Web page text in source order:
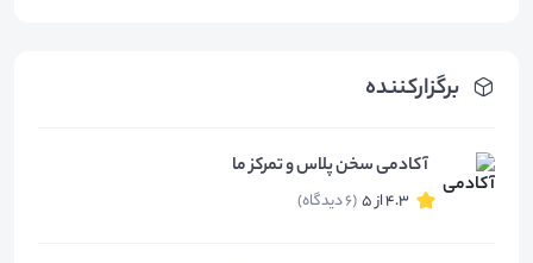
برگزارکننده
آکادمی سخن پلاس و تمرکز ما
4.3 از 5 (6 دیدگاه)